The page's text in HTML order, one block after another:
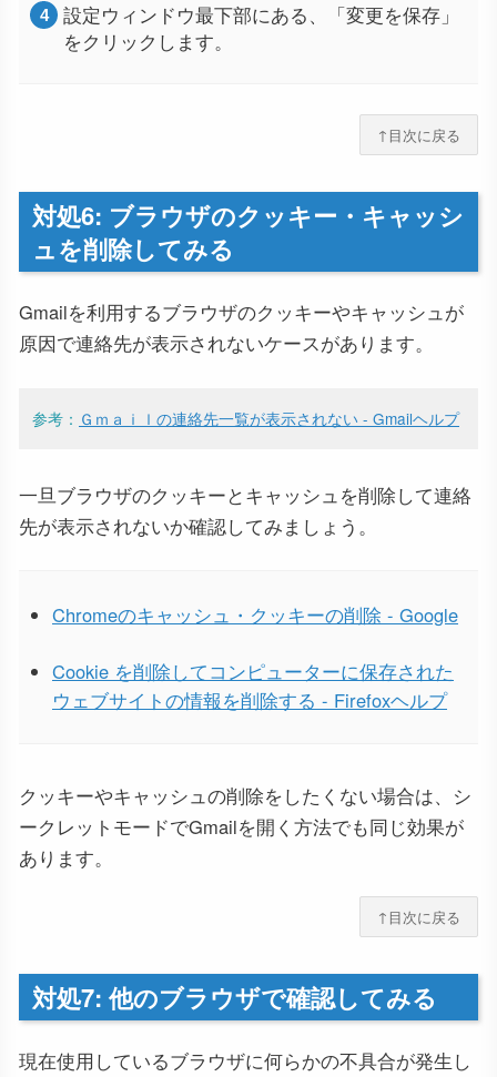
設定ウィンドウ最下部にある、「変更を保存」
をクリックします。
↑目次に戻る
対処6: ブラウザのクッキー・キャッシ
ュを削除してみる
Gmailを利用するブラウザのクッキーやキャッシュが
原因で連絡先が表示されないケースがあります。
参考： Ｇｍａｉｌの連絡先一覧が表示されない - Gmailヘルプ
一旦ブラウザのクッキーとキャッシュを削除して連絡
先が表示されないか確認してみましょう。
Chromeのキャッシュ・クッキーの削除 - Google
Cookie を削除してコンピューターに保存された
ウェブサイトの情報を削除する - Firefoxヘルプ
クッキーやキャッシュの削除をしたくない場合は、シ
ークレットモードでGmailを開く方法でも同じ効果が
あります。
↑目次に戻る
対処7: 他のブラウザで確認してみる
現在使用しているブラウザに何らかの不具合が発生し